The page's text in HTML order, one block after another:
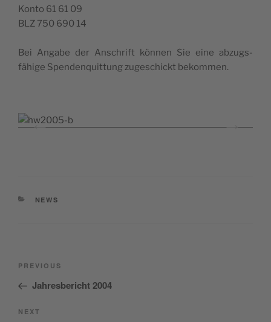
Kon­to 61 61 09
BLZ 750 690 14
Bei Angabe der Anschrift kön­nen Sie eine abzugs­
fähige Spenden­quit­tung zugeschickt bekommen.
CATEGORIES
NEWS
Post
Previous
Post
PREVIOUS
Jahresbericht 2004
Next
NEXT